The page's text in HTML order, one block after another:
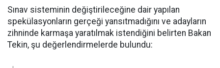
Sınav sisteminin değiştirileceğine dair yapılan
spekülasyonların gerçeği yansıtmadığını ve adayların
zihninde karmaşa yaratılmak istendiğini belirten Bakan
Tekin, şu değerlendirmelerde bulundu: